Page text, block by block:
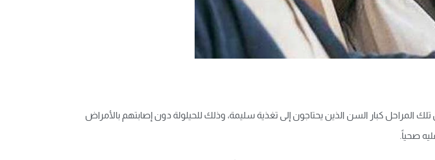
كبار السن الذين يحتاجون إلى تغذية سليمة، وذلك للحيلولة دون إصابتهم بالأمراض
صحياً.